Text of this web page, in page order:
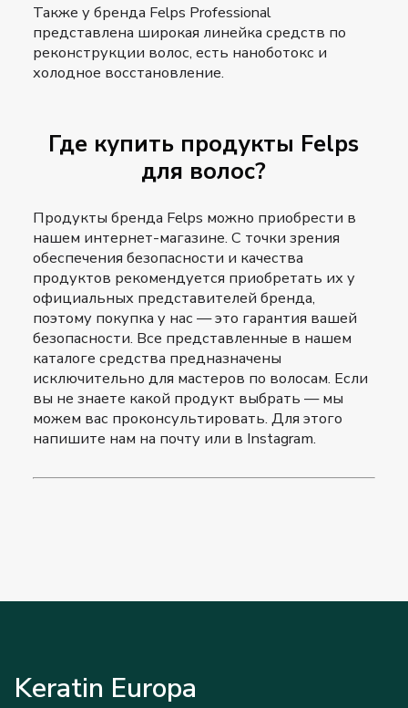
Также у бренда Felps Professional
представлена широкая линейка средств по
реконструкции волос, есть наноботокс и
холодное восстановление.
Где купить продукты Felps
для волос?
Продукты бренда Felps можно приобрести в
нашем интернет-магазине. С точки зрения
обеспечения безопасности и качества
продуктов рекомендуется приобретать их у
официальных представителей бренда,
поэтому покупка у нас — это гарантия вашей
безопасности. Все представленные в нашем
каталоге средства предназначены
исключительно для мастеров по волосам. Если
вы не знаете какой продукт выбрать — мы
можем вас проконсультировать. Для этого
напишите нам на почту или в Instagram.
Keratin Europa